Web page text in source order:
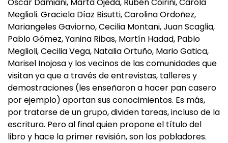
Meglioli. Graciela Díaz Bisutti, Carolina Ordoñez,
Mariangeles Gaviorno, Cecilia Montani, Juan Scaglia,
Pablo Gómez, Yanina Ribas, Martín Hadad, Pablo
Meglioli, Cecilia Vega, Natalia Ortuño, Mario Gatica,
Marisel Inojosa y los vecinos de las comunidades que
visitan ya que a través de entrevistas, talleres y
demostraciones (les enseñaron a hacer pan casero
por ejemplo) aportan sus conocimientos. Es más,
por tratarse de un grupo, dividen tareas, incluso de la
escritura. Pero al final quien propone el título del
libro y hace la primer revisión, son los pobladores.